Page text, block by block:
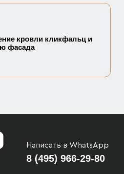
кровли кликфальц и
фасада
Написать в WhatsApp
8 (495) 966-29-80